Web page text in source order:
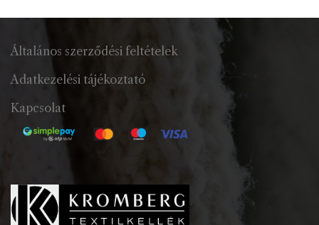
Általános szerződési feltételek
Adatkezelési tájékoztató
Kapcsolat